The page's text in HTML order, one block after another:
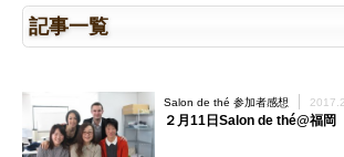
記事一覧
Salon de thé 参加者感想
２月11日Salon de thé@福